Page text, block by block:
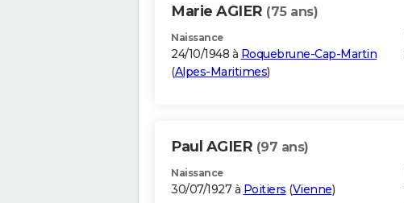
Marie AGIER (75 ans)
Naissance
24/10/1948 à Roquebrune-Cap-Martin
(Alpes-Maritimes)
Paul AGIER (97 ans)
Naissance
30/07/1927 à Poitiers (Vienne)